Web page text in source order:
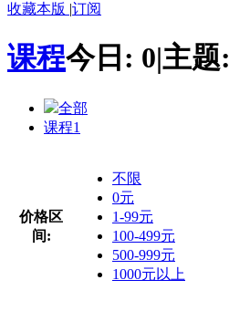
收藏本版 |订阅
课程今日: 0|主题:
全部
课程1
价格区
间:
不限
0元
1-99元
100-499元
500-999元
1000元以上